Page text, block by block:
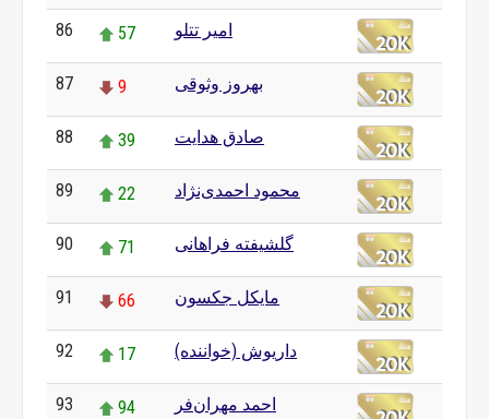
86 57 امیر تتلو
87 9 بهروز وثوقی
88 39 صادق هدایت
89 22 محمود احمدی‌نژاد
90 71 گلشیفته فراهانی
91 66 مایکل جکسون
92 17 داریوش (خواننده)
93 94 احمد مهران‌فر